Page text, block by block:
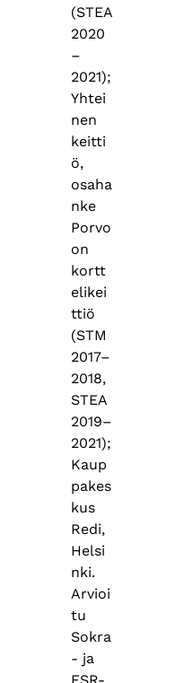
(STEA
2020
–
2021);
Yhtei
nen
keitti
ö,
osaha
nke
Porvo
on
kortt
elikei
ttiö
(STM
2017–
2018,
STEA
2019–
2021);
Kaup
pakes
kus
Redi,
Helsi
nki.
Arvioi
tu
Sokra
- ja
ESR-